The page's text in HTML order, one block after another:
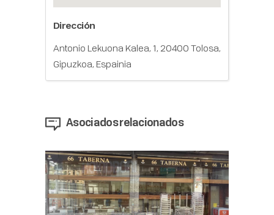
Dirección
Antonio Lekuona Kalea, 1, 20400 Tolosa,
Gipuzkoa, Espainia
Asociados relacionados